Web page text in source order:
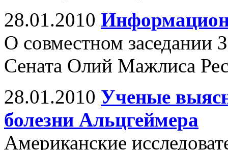
28.01.2010
О совместном заседании
Сената Олий Мажлиса
28.01.2010 Ученые
болезни Альцгеймера
Американские